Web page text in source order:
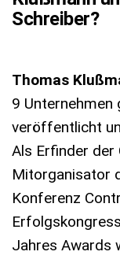
Schreiber?
Thomas
9 Unternehmen
veröffentlicht
Als Erfinder der
Mitorganisator
Konferenz
Jahres Awards